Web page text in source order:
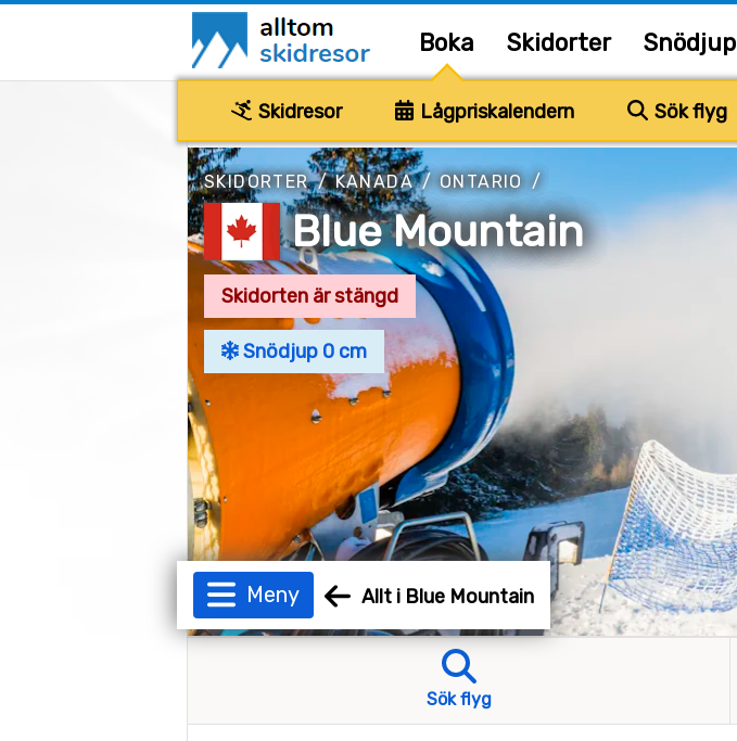
Boka Skidorter Snödjup
Skidresor Lågpriskalendern Sök flyg
SKIDORTER/KANADA/ONTARIO /
Blue Mountain
Skidorten är stängd
Snödjup 0 cm
Meny Allt i Blue Mountain
Sök flyg